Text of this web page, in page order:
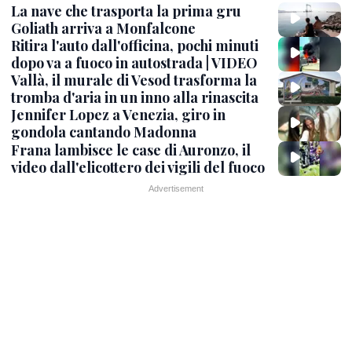
La nave che trasporta la prima gru
Goliath arriva a Monfalcone
Ritira l'auto dall'officina, pochi minuti
dopo va a fuoco in autostrada | VIDEO
Vallà, il murale di Vesod trasforma la
tromba d'aria in un inno alla rinascita
Jennifer Lopez a Venezia, giro in
gondola cantando Madonna
Frana lambisce le case di Auronzo, il
video dall'elicottero dei vigili del fuoco